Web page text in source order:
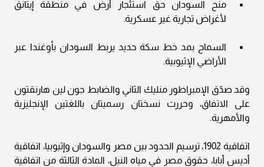
منح السودان حق استئجار أرض في منطقة إيتانق
لأغراض تجارية غير عسكرية.
السماح بمد خط سكة حديد يربط السودان بأوغندا عبر
الأراضي الإثيوبية.
وقد صدّق الإمبراطور منليك الثاني والضابط جون لين هارنقتون
على الاتفاق، وحررت نسختان رسميتان باللغتين الإنجليزية
والأمهرية.
اتفاقية 1902، ترسيم الحدود بين مصر والسودان وإثيوبيا، اتفاقية
أديس أبابا، حقوق مصر في مياه النيل، المادة الثالثة من اتفاقية